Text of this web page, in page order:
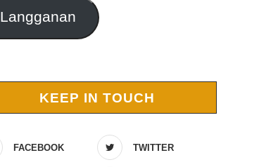
Langganan
KEEP IN TOUCH
FACEBOOK TWITTER